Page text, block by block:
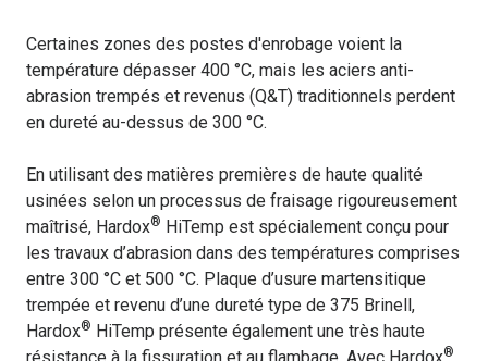
Certaines zones des postes d'enrobage voient la
température dépasser 400 °C, mais les aciers anti-
abrasion trempés et revenus (Q&T) traditionnels perdent
en dureté au-dessus de 300 °C.
En utilisant des matières premières de haute qualité
usinées selon un processus de fraisage rigoureusement
maîtrisé, Hardox® HiTemp est spécialement conçu pour
les travaux d’abrasion dans des températures comprises
entre 300 °C et 500 °C. Plaque d’usure martensitique
trempée et revenu d’une dureté type de 375 Brinell,
Hardox® HiTemp présente également une très haute
résistance à la fissuration et au flambage. Avec Hardox®